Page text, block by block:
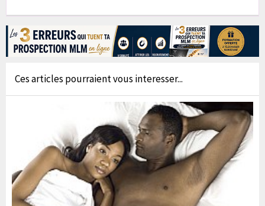
Ces articles pourraient vous interesser...